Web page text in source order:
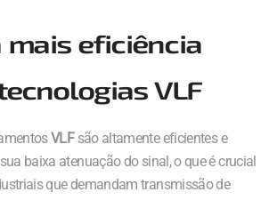
mais eficiência
VLF
VLFsão altamente eficientes e
baixa atenuação do sinal, o que é crucial
que demandam transmissão de